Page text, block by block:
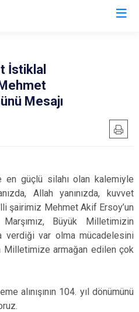
İstiklal
Mesajı
güçlü silahı olan kalemiyle
Allah yanınızda, kuvvet
şairimiz Mehmet Akif Ersoy’un
Büyük Milletimizin
verdiği var olma mücadelesini
Milletimize armağan edilen çok
alınışının 104. yıl dönümünü